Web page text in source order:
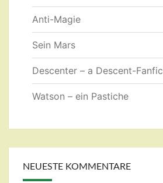
Anti-Magie
Sein Mars
Descenter – a Descent-Fanfic
Watson – ein Pastiche
NEUESTE KOMMENTARE